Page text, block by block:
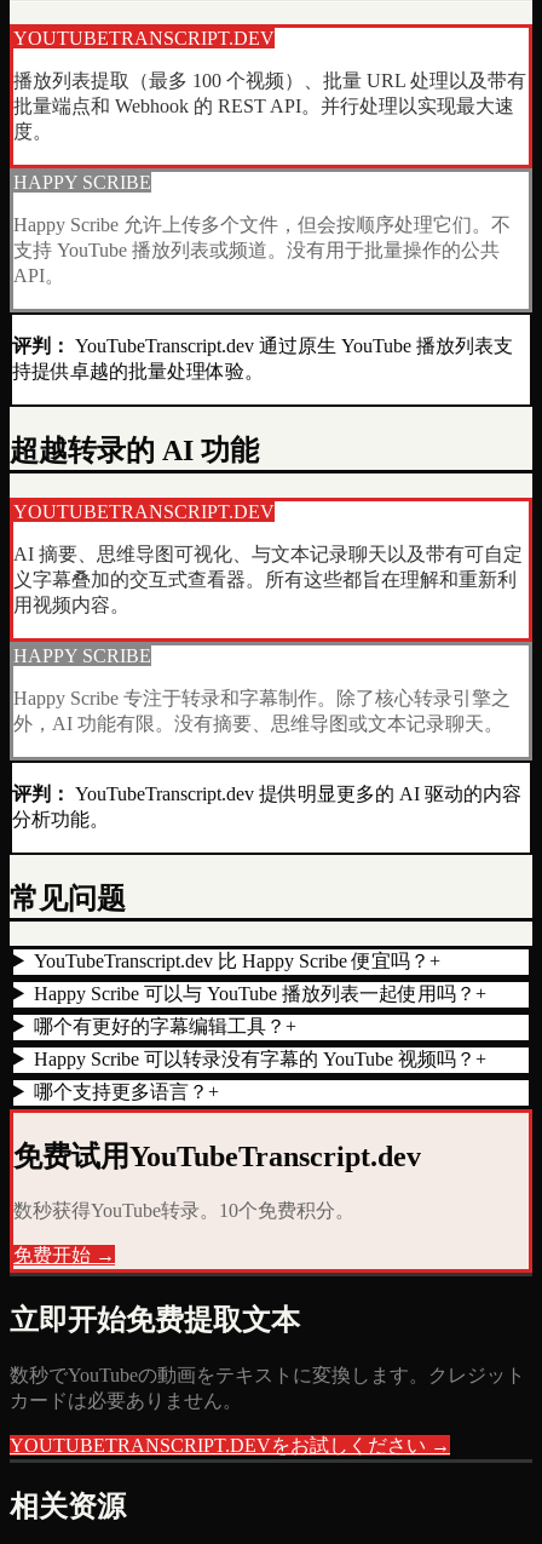
YOUTUBETRANSCRIPT.DEV
播放列表提取（最多 100 个视频）、批量 URL 处理以及带有
批量端点和 Webhook 的 REST API。并行处理以实现最大速
度。
HAPPY SCRIBE
Happy Scribe 允许上传多个文件，但会按顺序处理它们。不
支持 YouTube 播放列表或频道。没有用于批量操作的公共
API。
评判： YouTubeTranscript.dev 通过原生 YouTube 播放列表支
持提供卓越的批量处理体验。
超越转录的 AI 功能
YOUTUBETRANSCRIPT.DEV
AI 摘要、思维导图可视化、与文本记录聊天以及带有可自定
义字幕叠加的交互式查看器。所有这些都旨在理解和重新利
用视频内容。
HAPPY SCRIBE
Happy Scribe 专注于转录和字幕制作。除了核心转录引擎之
外，AI 功能有限。没有摘要、思维导图或文本记录聊天。
评判： YouTubeTranscript.dev 提供明显更多的 AI 驱动的内容
分析功能。
常见问题
YouTubeTranscript.dev 比 Happy Scribe 便宜吗？ +
Happy Scribe 可以与 YouTube 播放列表一起使用吗？ +
哪个有更好的字幕编辑工具？ +
Happy Scribe 可以转录没有字幕的 YouTube 视频吗？ +
哪个支持更多语言？ +
免费试用YouTubeTranscript.dev
数秒获得YouTube转录。10个免费积分。
免费开始 →
立即开始免费提取文本
数秒でYouTubeの動画をテキストに変換します。クレジット
カードは必要ありません。
YOUTUBETRANSCRIPT.DEVをお試しください →
相关资源